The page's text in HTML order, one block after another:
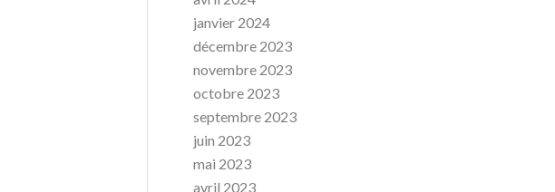
janvier 2024
décembre 2023
novembre 2023
octobre 2023
septembre 2023
juin 2023
mai 2023
avril 2023